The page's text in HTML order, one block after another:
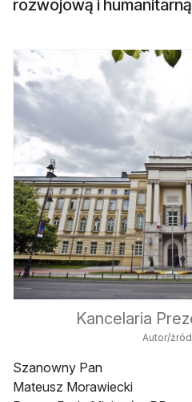
rozwojową i
Kancelaria
Autor/
Szanowny Pan
Mateusz Morawiecki